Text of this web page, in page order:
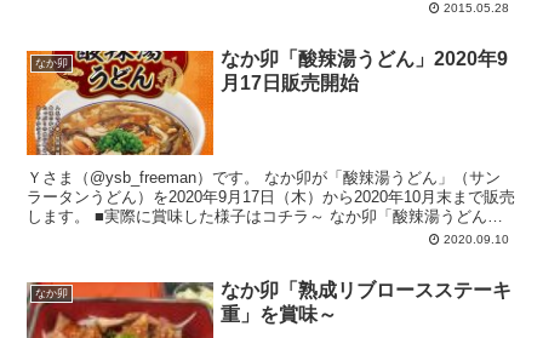
2015.05.28
なか卯
なか卯「酸辣湯うどん」2020年9
月17日販売開始
Ｙさま（@ysb_freeman）です。 なか卯が「酸辣湯うどん」（サン
ラータンうどん）を2020年9月17日（木）から2020年10月末まで販売
します。 ■実際に賞味した様子はコチラ～ なか卯「酸辣湯うどん」
2020.09.10
なか卯
なか卯「熟成リブロースステーキ
重」を賞味～